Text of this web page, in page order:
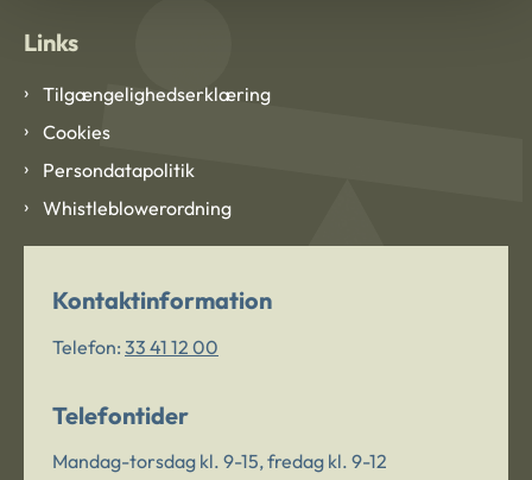
Links
Tilgængelighedserklæring
Cookies
Persondatapolitik
Whistleblowerordning
Kontaktinformation
Telefon: 33 41 12 00
Telefontider
Mandag-torsdag kl. 9-15, fredag kl. 9-12